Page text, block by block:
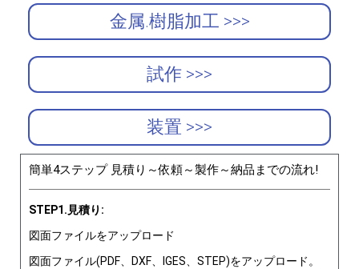
金属.樹脂加工 >>>
試作 >>>
装置 >>>
簡単4ステップ 見積り～依頼～製作～納品までの流れ!
STEP1.見積り:
図面ファイルをアップロード
図面ファイル(PDF、DXF、IGES、STEP)をアップロード。